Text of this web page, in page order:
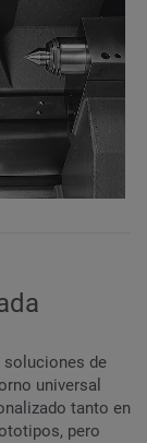
soluciones de
universal
tanto en
pero